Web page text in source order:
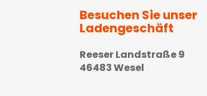
Besuchen Sie unser
Ladengeschäft
Reeser Landstraße 9
46483 Wesel